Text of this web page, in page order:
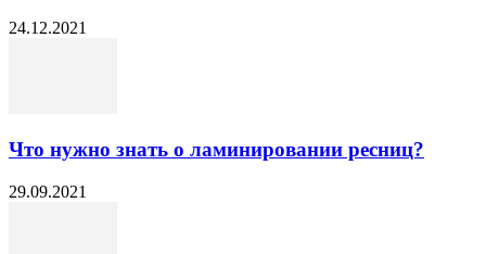
24.12.2021
Что нужно знать о ламинировании ресниц?
29.09.2021